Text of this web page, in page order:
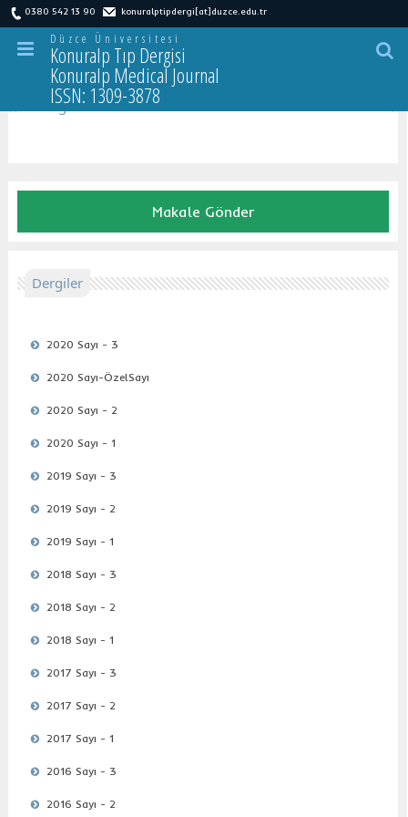
0380 542 13 90 konuralptipdergi[at]duzce.edu.tr
Düzce Üniversitesi
Konuralp Tıp Dergisi
Konuralp Medical Journal
ISSN: 1309-3878
ergiler
Makale Gönder
Dergiler
2020 Sayı - 3
2020 Sayı-ÖzelSayı
2020 Sayı - 2
2020 Sayı - 1
2019 Sayı - 3
2019 Sayı - 2
2019 Sayı - 1
2018 Sayı - 3
2018 Sayı - 2
2018 Sayı - 1
2017 Sayı - 3
2017 Sayı - 2
2017 Sayı - 1
2016 Sayı - 3
2016 Sayı - 2